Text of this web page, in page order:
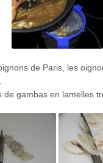
de Paris, les
de gambas en lamelles